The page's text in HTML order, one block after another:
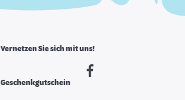
Vernetzen Sie sich mit uns!
Geschenkgutschein